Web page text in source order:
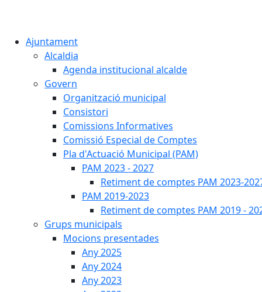
Ajuntament
Alcaldia
Agenda institucional alcalde
Govern
Organització municipal
Consistori
Comissions Informatives
Comissió Especial de Comptes
Pla d'Actuació Municipal (PAM)
PAM 2023 - 2027
Retiment de comptes PAM 2023-
PAM 2019-2023
Retiment de comptes PAM 2019 -
Grups municipals
Mocions presentades
Any 2025
Any 2024
Any 2023